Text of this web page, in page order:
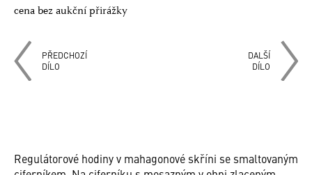
cena bez aukční přirážky
PŘEDCHOZÍ
DÍLO
DALŠÍ
DÍLO
Regulátorové hodiny v mahagonové skříni se smaltovaným